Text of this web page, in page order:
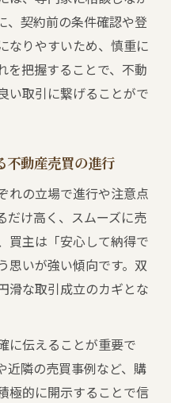
、契約前の条件確認や登
なりやすいため、慎重に
を把握することで、不動
い取引に繋げることがで
不動産売買の進行
れの立場で進行や注意点
だけ高く、スムーズに売
買主は「安心して納得で
思いが強い傾向です。双
滑な取引成立のカギとな
に伝えることが重要で
近隣の売買事例など、購
極的に開示することで信